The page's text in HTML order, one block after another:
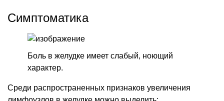
Симптоматика
Боль в желудке имеет слабый, ноющий
характер.
Среди распространенных признаков увеличения